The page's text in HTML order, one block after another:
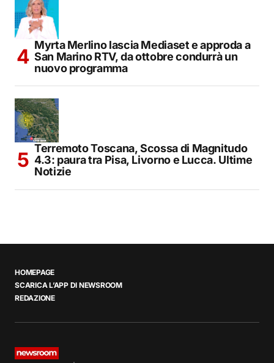
Myrta Merlino lascia Mediaset e approda a
San Marino RTV, da ottobre condurrà un
nuovo programma
Terremoto Toscana, Scossa di Magnitudo
4.3: paura tra Pisa, Livorno e Lucca. Ultime
Notizie
HOMEPAGE
SCARICA L’APP DI NEWSROOM
REDAZIONE